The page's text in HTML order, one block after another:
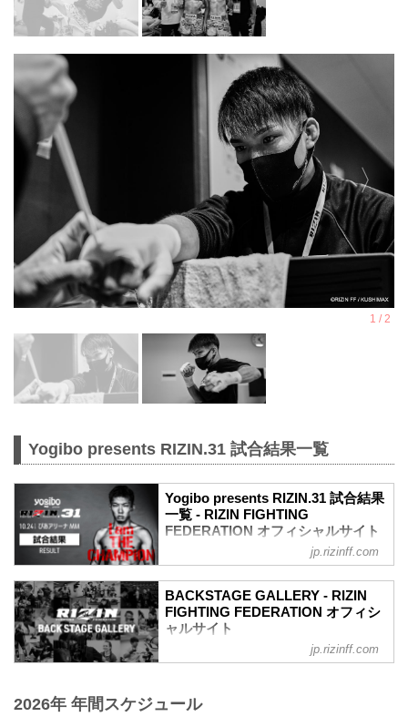
Yogibo presents RIZIN.31 試合結果一覧
Yogibo presents RIZIN.31 試合結果
一覧 - RIZIN FIGHTING
FEDERATION オフィシャルサイト
第11試合／フェザー級タイトルマッチ 斎
Full Fight | 斎藤裕 vs. 牛久絢太郎 /
Yutaka Saito vs. Juntaro Ushiku -
RIZIN.31
RIZIN MMAルール：5分 3R（66.0kg）
傷）
jp.rizinff.com
BACKSTAGE GALLERY - RIZIN
FIGHTING FEDERATION オフィシ
ャルサイト
BACKSTAGE GALLERY の記事一覧 - 格
イジン ファイティング フェデレーショ
jp.rizinff.com
2026年 年間スケジュール